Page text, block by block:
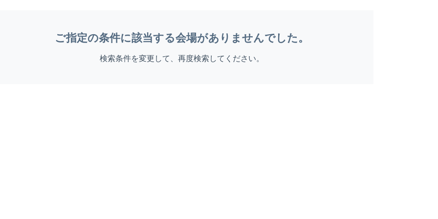
ご指定の条件に該当する会場がありませんでした。
検索条件を変更して、再度検索してください。